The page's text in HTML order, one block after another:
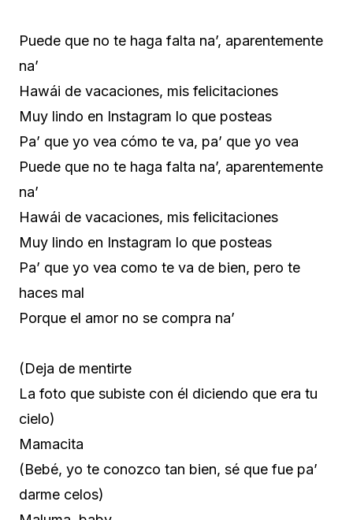
Puede que no te haga falta na’, aparentemente
na’
Hawái de vacaciones, mis felicitaciones
Muy lindo en Instagram lo que posteas
Pa’ que yo vea cómo te va, pa’ que yo vea
Puede que no te haga falta na’, aparentemente
na’
Hawái de vacaciones, mis felicitaciones
Muy lindo en Instagram lo que posteas
Pa’ que yo vea como te va de bien, pero te
haces mal
Porque el amor no se compra na’
(Deja de mentirte
La foto que subiste con él diciendo que era tu
cielo)
Mamacita
(Bebé, yo te conozco tan bien, sé que fue pa’
darme celos)